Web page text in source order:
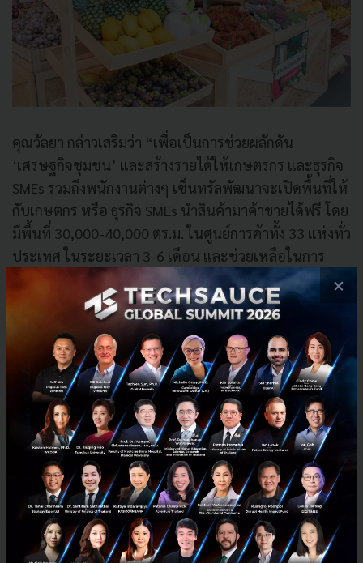
คุณวัลยา กล่าวเสริมว่า “เพื่อเป็นการช่วยผลักดัน
‘เศรษฐกิจชุมชน’ และสร้างรายได้ให้เกษตรกร และธุรกิจ
SMEs รวมถึงพนักงานต่างๆ เซ็นทรัลพัฒนาจะเปิดพื้นที่ให้
กับเกษตกร หรือ ธุรกิจ SMEs นำสินค้ามาค้าขายได้ฟรี โดย
มีพื้นที่ 30,000-40,000 ตร.ม. ในศูนย์การค้าทั้ง 33 แห่งทั่ว
ประเทศ ในระยะเวลา 3-6 เดือน และช่วยเหลือในการ
โปรโมทจำหน่ายสินค้าทาง online platform ต่างๆ และ
พร้อมทั้งมีมาตรการสำหรับคู่ค้าร้านค้าที่เรามีกว่า 15,000
ราย และมีการจ้างงานกว่า 100,000 คนโดยเราก็พยายาม
ช่วยธุรกิจต่างๆ อย่างเต็มที่ ด้วยการขยายโอกาสในการขาย
ช่องทางต่างๆ และช่วยยกเว้นหรือลดค่าเช่ามาตลอดตั้งแต่
เกิดวิกฤตมาในเดือนกุมภาพันธ์ และจะให้ส่วนลดต่อเนื่อง
หลังจากศูนย์ฯ เปิดให้บริการใหม่ไปอีกประมาณ 3-6
เดือน โดยจะพิจารณาเป็นรายๆ ไปตามความเหมาะสม
เพื่อช่วยเหลือให้ฝ่าฟันวิกฤตนี้ไปได้อีกด้วย”
ที่ผ่านมา เซ็นทรัลพัฒนาได้ให้ความร่วมมือกับภาครัฐเต็ม
ที่และต่อเนื่องในการปฎิบัติตามมาตรการต่างๆ รณรงค์
การทำ Social Distancing ที่ชัดเจนและเคร่งครัดจนเป็นที่
×